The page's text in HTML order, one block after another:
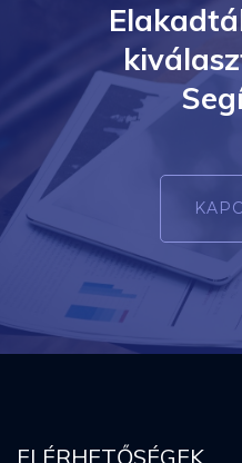
ELÉRHETŐSÉGEK